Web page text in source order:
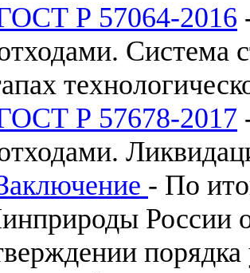
Р 57064-2016
Система
Р 57678-2017
- По
России